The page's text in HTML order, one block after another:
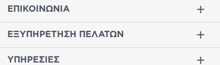
ΕΠΙΚΟΙΝΩΝΙΑ
ΕΞΥΠΗΡΕΤΗΣΗ ΠΕΛΑΤΩΝ
ΥΠΗΡΕΣΙΕΣ